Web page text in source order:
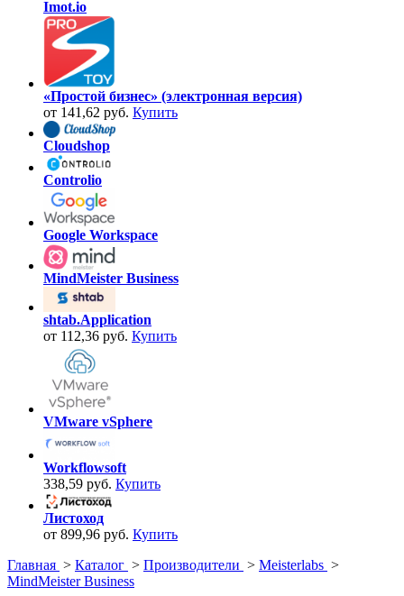
Imot.io
«Простой бизнес» (электронная версия)
от 141,62 руб. Купить
Cloudshop
Controlio
Google Workspace
MindMeister Business
shtab.Application
от 112,36 руб. Купить
VMware vSphere
Workflowsoft
338,59 руб. Купить
Листоход
от 899,96 руб. Купить
Главная > Каталог > Производители > Meisterlabs >
MindMeister Business